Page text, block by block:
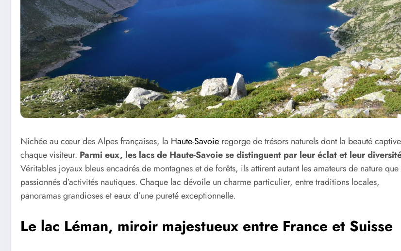
Nichée au cœur des Alpes françaises, la Haute-Savoie regorge de trésors naturels dont la beauté captive
chaque visiteur. Parmi eux, les lacs de Haute-Savoie se distinguent par leur éclat et leur
Véritables joyaux bleus encadrés de montagnes et de forêts, ils attirent autant les amateurs de nature que
passionnés d’activités nautiques. Chaque lac dévoile un charme particulier, entre traditions locales,
panoramas grandioses et eaux d’une pureté exceptionnelle.
Le lac Léman, miroir majestueux entre France et Suisse